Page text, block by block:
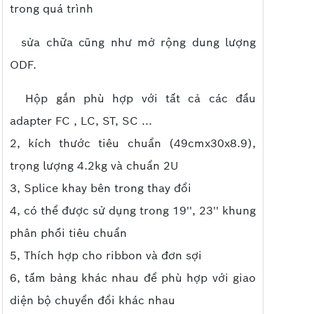
trong quá trình
sửa chữa cũng như mở rộng dung lượng
ODF.
Hộp gắn phù hợp với tất cả các đầu
adapter FC , LC, ST, SC ...
2, kích thước tiêu chuẩn (49cmx30x8.9),
trọng lượng 4.2kg và chuẩn 2U
3, Splice khay bên trong thay đổi
4, có thể được sử dụng trong 19'', 23'' khung
phân phối tiêu chuẩn
5, Thích hợp cho ribbon và đơn sợi
6, tấm bảng khác nhau để phù hợp với giao
diện bộ chuyển đổi khác nhau